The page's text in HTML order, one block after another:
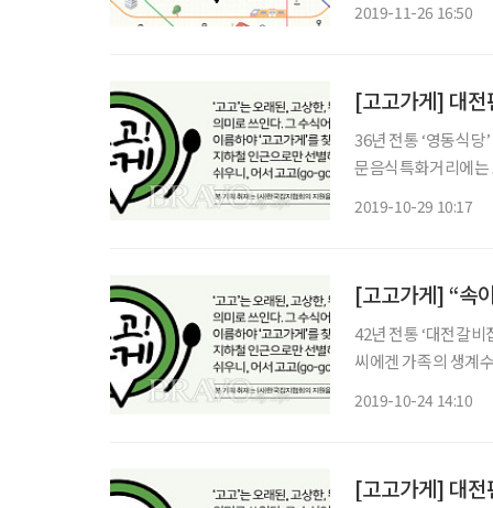
2019-11-26 16:50
[고고가게] 대
36년 전통 ‘영동식당’ 서대전네거리역 인근, ‘맛동네길’이라 불리는 계백로와 계룡로 사이 전
문음식특화거리에
2019-10-29 10:17
[고고가게] “속
42년 전통 ‘대전갈비집’ 가족 외식 단골 메뉴인 돼지갈비가 ‘대전갈비집’ 주인
씨에겐 가족의 생계
2019-10-24 14:10
[고고가게] 대